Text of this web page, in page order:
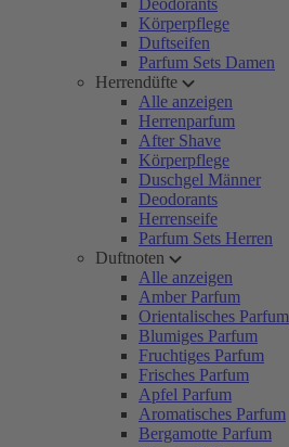
Deodorants
Körperpflege
Duftseifen
Parfum Sets Damen
Herrendüfte
Alle anzeigen
Herrenparfum
After Shave
Körperpflege
Duschgel Männer
Deodorants
Herrenseife
Parfum Sets Herren
Duftnoten
Alle anzeigen
Amber Parfum
Orientalisches Parfum
Blumiges Parfum
Fruchtiges Parfum
Frisches Parfum
Apfel Parfum
Aromatisches Parfum
Bergamotte Parfum